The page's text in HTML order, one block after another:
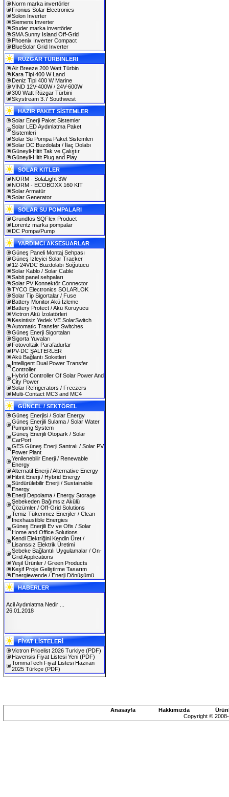
Norm marka invertörler
Fronius Solar Electronics
Solon Inverter
Siemens Inverter
Studer marka invertörler
SMA Sunny Island Off-Grid
Phoenix Inverter Compact
BlueSolar Grid Inverter
RÜZGAR TÜRBINLERI
Air Breeze 200 Watt Türbin
Kara Tipi 400 W Land
Deniz Tipi 400 W Marine
VIND 12V-400W / 24V-600W
300 Watt Rüzgar Türbini
Skystream 3.7 Southwest
HAZIR PAKET SİSTEMLER
Solar Enerji Paket Sistemler
Solar LED Aydınlatma Paket
Sistemleri
Solar Su Pompa Paket Sistemleri
Solar DC Buzdolabı / İlaç Dolabı
Güneyli-Hitit Tak ve Çalıştır
Güneyli-Hitit Plug and Play
SOLAR KITLER
NORM - SolaLight 3W
NORM - ECOBOXX 160 KIT
Solar Armatür
Solar Generator
SOLAR SU POMPALARI
Grundfos SQFlex Product
Lorentz marka pompalar
DC Pompa/Pump
YARDIMCI AKSESUARLAR
Güneş Paneli Montaj Sehpası
Güneş İzleyici Solar Tracker
12-24VDC Buzdolabı Soğutucu
Solar Kablo / Solar Cable
Sabit panel sehpaları
Solar PV Konnektör Connector
TYCO Electronics SOLARLOK
Solar Tip Sigortalar / Fuse
Battery Monitor Akü İzleme
Battery Protect / Akü Koruyucu
Victron Akü İzolatörleri
Kesintisiz Yedek VE SolarSwitch
Automatic Transfer Switches
Güneş Enerji Sigortaları
Sigorta Yuvaları
Fotovoltaik Parafadurlar
PV-DC ŞALTERLER
Akü Bağlantı Soketleri
Intelligent Dual Power Transfer
Controller
Hybrid Controller Of Solar Power And
City Power
Solar Refrigerators / Freezers
Multi-Contact MC3 and MC4
GÜNCEL / SEKTÖREL
Güneş Enerjisi / Solar Energy
Güneş Enerjili Sulama / Solar Water
Pumping System
Güneş Enerjili Otopark / Solar
CarPort
GES Güneş Enerji Santralı / Solar PV
Power Plant
Yenilenebilir Enerji / Renewable
Energy
Alternatif Enerji / Alternative Energy
Hibrit Enerji / Hybrid Energy
Sürdürülebilir Enerji / Sustainable
Energy
Enerji Depolama / Energy Storage
Şebekeden Bağımsız Akülü
Çözümler / Off-Grid Solutions
Temiz Tükenmez Enerjiler / Clean
Inexhaustible Energies
Güneş Enerjili Ev ve Ofis / Solar
Home and Office Solutions
Kendi Elektriğini Kendin Üret /
Lisanssız Elektrik Üretimi
Şebeke Bağlantılı Uygulamalar / On-
Grid Applications
Yeşil Ürünler / Green Products
Keşif Proje Geliştirme Tasarım
Energiewende / Enerji Dönüşümü
HABERLER
SOLAREX ISTANBUL 2019
30.01.2019
Acil Aydınlatma Nedir ...
26.01.2018
FİYAT LİSTELERİ
Victron Pricelist 2026 Turkiye (PDF)
Havensis Fiyat Listesi Yeni (PDF)
TommaTech Fiyat Listesi Haziran
2025 Türkçe (PDF)
Anasayfa Hakkımızda
Copyright ©